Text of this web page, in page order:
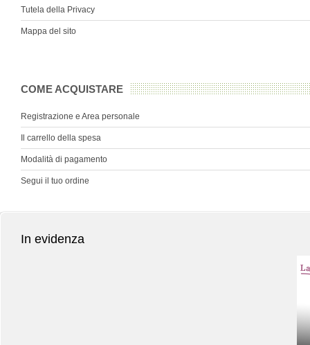
Tutela della Privacy
Mappa del sito
COME ACQUISTARE
Registrazione e Area personale
Il carrello della spesa
Modalità di pagamento
Segui il tuo ordine
In evidenza